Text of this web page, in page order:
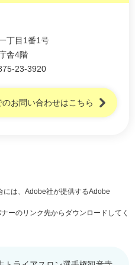
丁目1番1号
舎4階
23-3920
のお問い合わせはこちら
には、Adobe社が提供するAdobe
ーのリンク先からダウンロードしてく